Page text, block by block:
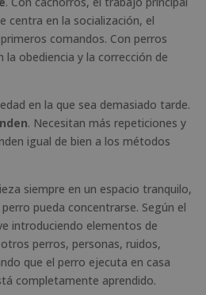
centra en la socialización, el
comandos. Con perros
obediencia y la corrección de
en la que sea demasiado tarde.
. Necesitan más repeticiones y
igual de bien a los métodos
siempre en un espacio tranquilo,
pueda concentrarse. Según el
introduciendo elementos de
perros, personas, ruidos,
que el perro ejecuta en casa
completamente aprendido.